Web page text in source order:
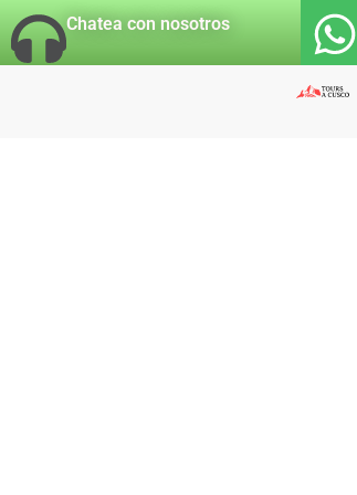
Chatea con nosotros